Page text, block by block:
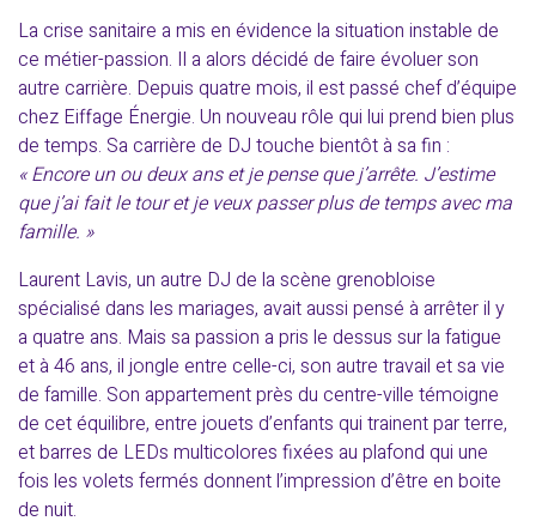
La crise sanitaire a mis en évidence la situation instable de
ce métier-passion. Il a alors décidé de faire évoluer son
autre carrière. Depuis quatre mois, il est passé chef d’équipe
chez Eiffage Énergie. Un nouveau rôle qui lui prend bien plus
de temps. Sa carrière de DJ touche bientôt à sa fin :
« Encore un ou deux ans et je pense que j’arrête. J’estime
que j’ai fait le tour et je veux passer plus de temps avec ma
famille. »
Laurent Lavis, un autre DJ de la scène grenobloise
spécialisé dans les mariages, avait aussi pensé à arrêter il y
a quatre ans. Mais sa passion a pris le dessus sur la fatigue
et à 46 ans, il jongle entre celle-ci, son autre travail et sa vie
de famille. Son appartement près du centre-ville témoigne
de cet équilibre, entre jouets d’enfants qui trainent par terre,
et barres de LEDs multicolores fixées au plafond qui une
fois les volets fermés donnent l’impression d’être en boite
de nuit.